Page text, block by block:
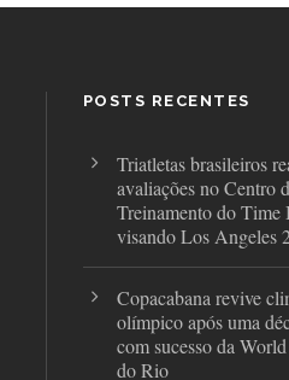
POSTS RECENTES
Triatletas brasileiros
avaliações no Centro
Treinamento do Time
visando Los Angeles
Copacabana revive
olímpico após uma
com sucesso da
do Rio